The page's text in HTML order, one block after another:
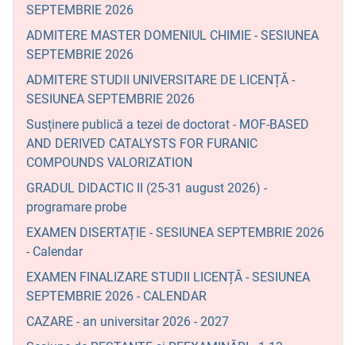
SEPTEMBRIE 2026
ADMITERE MASTER DOMENIUL CHIMIE - SESIUNEA
SEPTEMBRIE 2026
ADMITERE STUDII UNIVERSITARE DE LICENȚĂ -
SESIUNEA SEPTEMBRIE 2026
Susținere publică a tezei de doctorat - MOF-BASED
AND DERIVED CATALYSTS FOR FURANIC
COMPOUNDS VALORIZATION
GRADUL DIDACTIC II (25-31 august 2026) -
programare probe
EXAMEN DISERTAȚIE - SESIUNEA SEPTEMBRIE 2026
- Calendar
EXAMEN FINALIZARE STUDII LICENȚĂ - SESIUNEA
SEPTEMBRIE 2026 - CALENDAR
CAZARE - an universitar 2026 - 2027